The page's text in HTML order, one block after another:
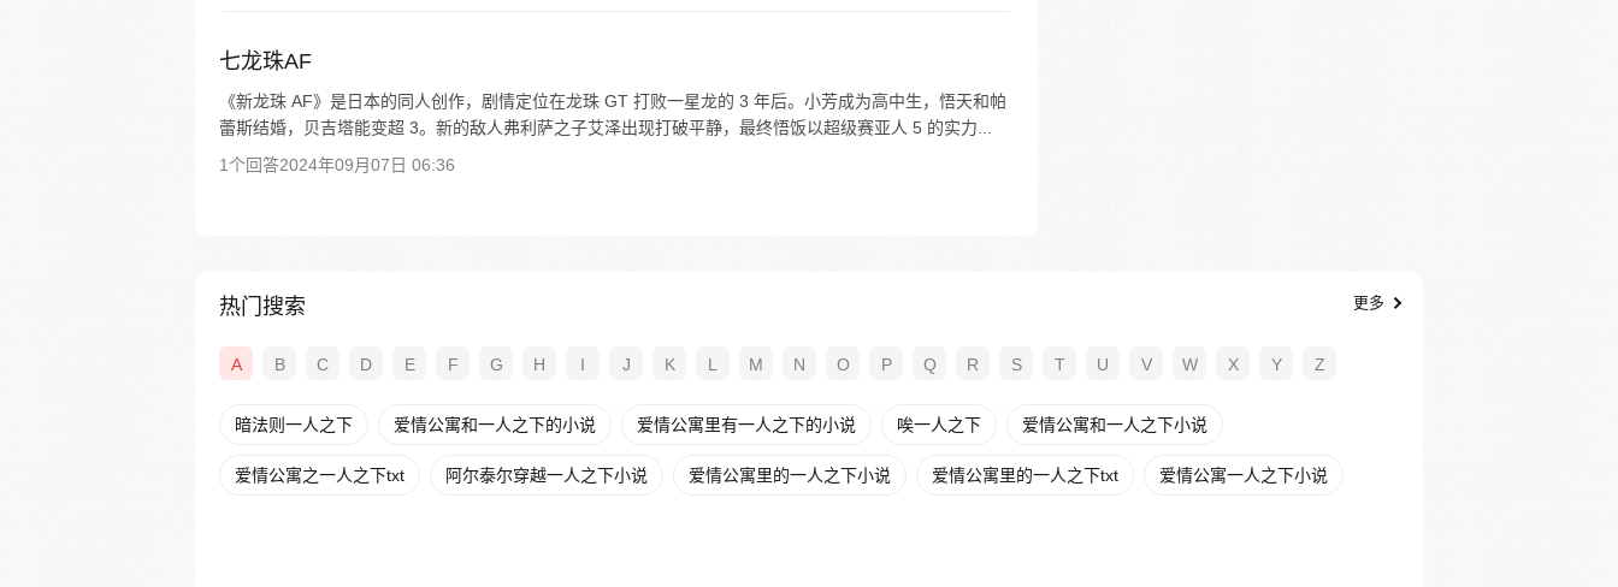
七龙珠AF
《新龙珠 AF》是日本的同人创作，剧情定位在龙珠 GT 打败一星龙的 3 年后。小芳成为高中生，悟天和帕
蕾斯结婚，贝吉塔能变超 3。新的敌人弗利萨之子艾泽出现打破平静，最终悟饭以超级赛亚人 5 的实力...
1个回答2024年09月07日 06:36
热门搜索 更多
A B C D E F G H I J K L M N O P Q R S T U V W X Y Z
暗法则一人之下 爱情公寓和一人之下的小说 爱情公寓里有一人之下的小说 唉一人之下 爱情公寓和一人之下小说
爱情公寓之一人之下txt 阿尔泰尔穿越一人之下小说 爱情公寓里的一人之下小说 爱情公寓里的一人之下txt 爱情公寓一人之下小说